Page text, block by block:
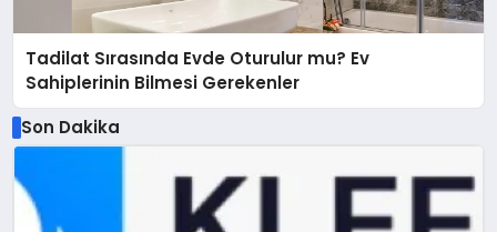
Tadilat Sırasında Evde Oturulur mu? Ev
Sahiplerinin Bilmesi Gerekenler
Son Dakika